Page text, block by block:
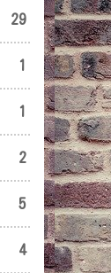
29
1
1
2
5
4